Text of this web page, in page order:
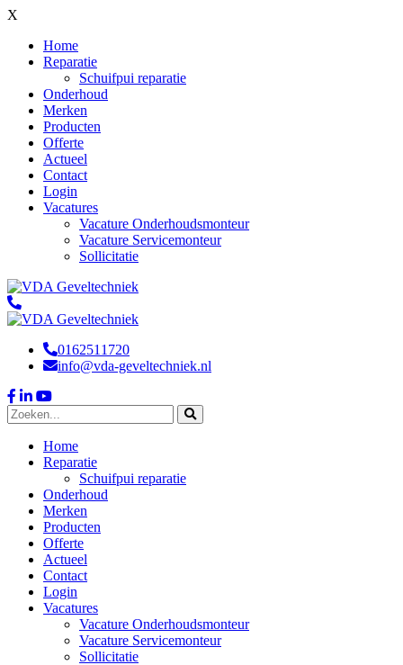
X
Home
Reparatie
Schuifpui reparatie
Onderhoud
Merken
Producten
Offerte
Actueel
Contact
Login
Vacatures
Vacature Onderhoudsmonteur
Vacature Servicemonteur
Sollicitatie
0162511720
info@vda-geveltechniek.nl
Home
Reparatie
Schuifpui reparatie
Onderhoud
Merken
Producten
Offerte
Actueel
Contact
Login
Vacatures
Vacature Onderhoudsmonteur
Vacature Servicemonteur
Sollicitatie